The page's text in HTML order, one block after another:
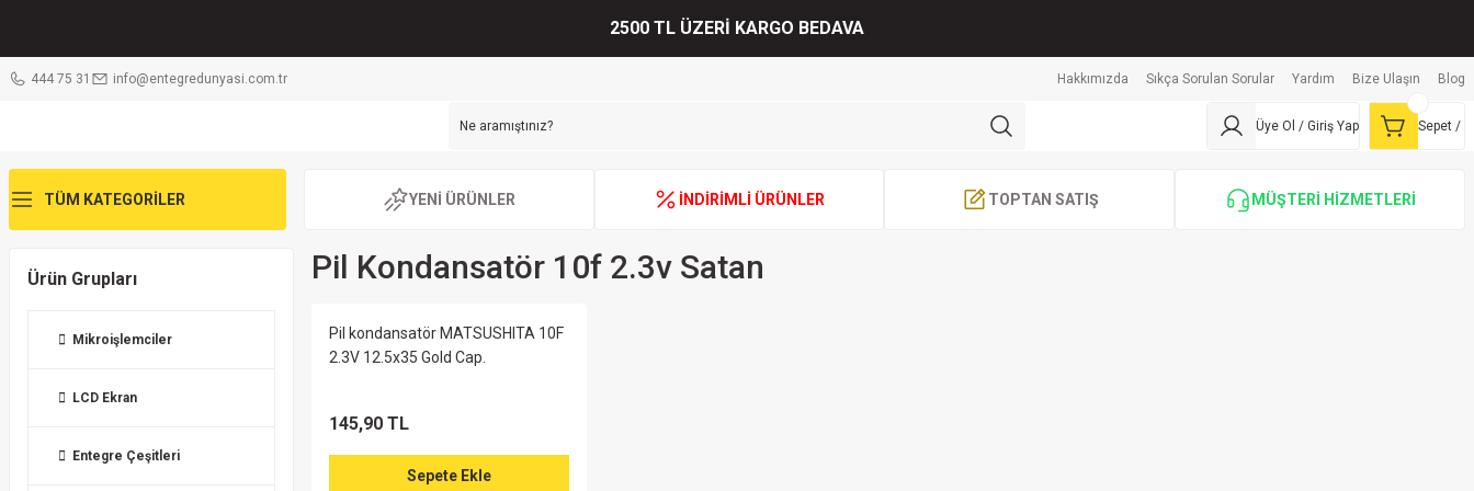
2500 TL ÜZERİ KARGO BEDAVA
444 75 31 info@entegredunyasi.com.tr Hakkımızda Sıkça Sorulan Sorular Yardım Bize Ulaşın Blog
Üye Ol / Giriş Yap Sepet /
TÜM KATEGORİLER YENİ ÜRÜNLER İNDİRİMLİ ÜRÜNLER TOPTAN SATIŞ MÜŞTERİ HİZMETLERİ
Ürün Grupları
Mikroişlemciler
LCD Ekran
Entegre Çeşitleri
Pil Kondansatör 10f 2.3v Satan
Pil kondansatör MATSUSHITA 10F
2.3V 12.5x35 Gold Cap.
145,90 TL
Sepete Ekle